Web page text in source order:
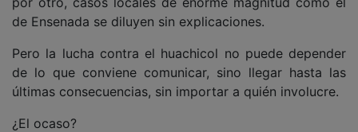
de Ensenada se diluyen sin explicaciones.
Pero la lucha contra el huachicol no puede depender
de lo que conviene comunicar, sino llegar hasta las
últimas consecuencias, sin importar a quién involucre.
¿El ocaso?